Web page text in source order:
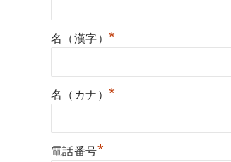
名（漢字） *
名（カナ） *
電話番号*